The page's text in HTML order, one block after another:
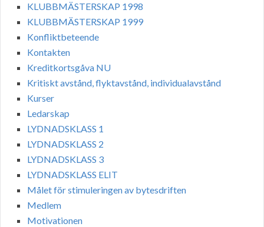
KLUBBMÄSTERSKAP 1998
KLUBBMÄSTERSKAP 1999
Konfliktbeteende
Kontakten
Kreditkortsgåva NU
Kritiskt avstånd, flyktavstånd, individualavstånd
Kurser
Ledarskap
LYDNADSKLASS 1
LYDNADSKLASS 2
LYDNADSKLASS 3
LYDNADSKLASS ELIT
Målet för stimuleringen av bytesdriften
Medlem
Motivationen